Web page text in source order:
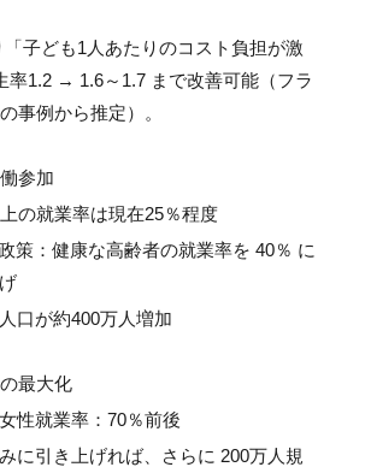
「子ども1人あたりのコスト負担が激
1.2 → 1.6～1.7 まで改善可能（フラ
事例から推定）。
参加
の就業率は現在25％程度
策：健康な高齢者の就業率を 40％ に
口が約400万人増加
最大化
性就業率：70％前後
に引き上げれば、さらに 200万人規